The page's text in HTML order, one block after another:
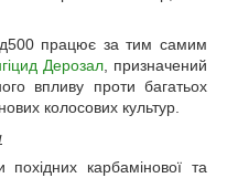
працює за тим самим
Дерозал, призначений
впливу проти багатьох
колосових культур.
карбамінової та